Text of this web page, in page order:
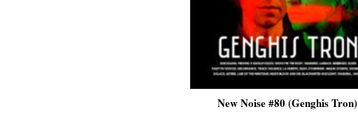
New Noise #80 (Genghis Tron)